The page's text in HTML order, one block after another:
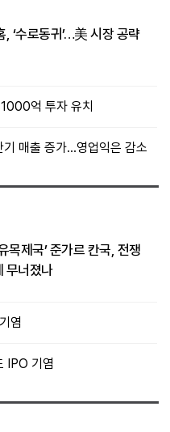
, ‘수로동귀’…美 시장 공략
억 투자 유치
매출 증가…영업익은 감소
목제국’ 준가르 칸국, 전쟁
무너졌나
염
IPO 기염